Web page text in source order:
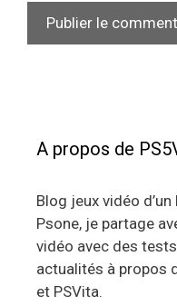
A propos de
Blog jeux vidéo
Psone, je partage
vidéo avec des
actualités à propos
et PSVita.